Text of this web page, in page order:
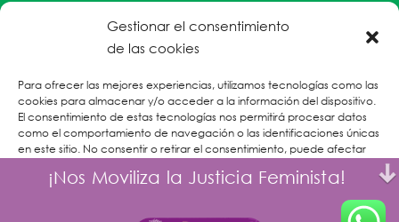
Gestionar el consentimiento
de las cookies
Para ofrecer las mejores experiencias, utilizamos tecnologías como las
cookies para almacenar y/o acceder a la información del dispositivo.
El consentimiento de estas tecnologías nos permitirá procesar datos
como el comportamiento de navegación o las identificaciones únicas
en este sitio. No consentir o retirar el consentimiento, puede afectar
Aceptar
#EnColectiva estamos comprometidas con la
parte del personal humanitario hacia personas
refugiadas, migrantes desplazadas internas y/o
victimas sobrevivientes de Violencias Basadas en
Género.
¡Nos Moviliza la Justicia Feminista!